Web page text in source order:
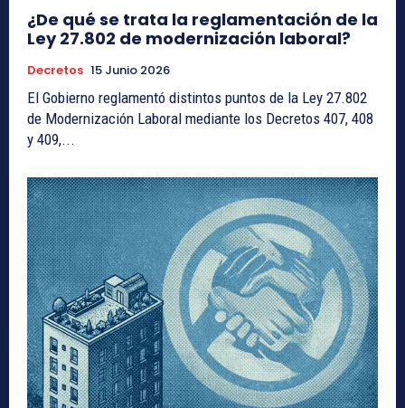
¿De qué se trata la reglamentación de la
Ley 27.802 de modernización laboral?
Decretos 15 Junio 2026
El Gobierno reglamentó distintos puntos de la Ley 27.802
de Modernización Laboral mediante los Decretos 407, 408
y 409,...